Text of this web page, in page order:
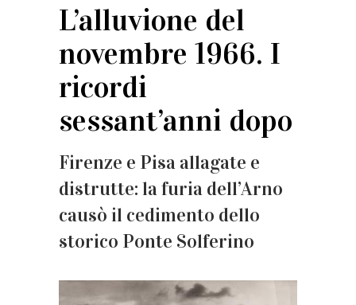
L’alluvione del
novembre 1966. I
ricordi
sessant’anni dopo
Firenze e Pisa allagate e
distrutte: la furia dell’Arno
causò il cedimento dello
storico Ponte Solferino